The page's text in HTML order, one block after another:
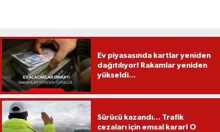
Ev piyasasında kartlar yeniden
dağıtılıyor! Rakamlar yeniden
yükseldi...
Sürücü kazandı... Trafik
cezaları için emsal karar! O